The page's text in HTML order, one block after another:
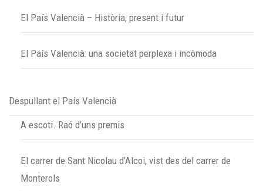
El País Valencià – Història, present i futur
El País Valencià: una societat perplexa i incòmoda
Despullant el País Valencià
A escoti. Raó d’uns premis
El carrer de Sant Nicolau d’Alcoi, vist des del carrer de
Monterols